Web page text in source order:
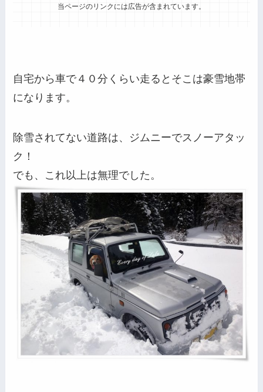
当ページのリンクには広告が含まれています。
自宅から車で４０分くらい走るとそこは豪雪地帯
になります。
除雪されてない道路は、ジムニーでスノーアタッ
ク！
でも、これ以上は無理でした。